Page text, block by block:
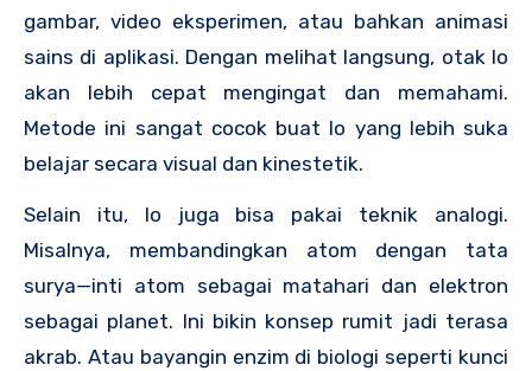
gambar, video eksperimen, atau bahkan animasi
sains di aplikasi. Dengan melihat langsung, otak lo
akan lebih cepat mengingat dan memahami.
Metode ini sangat cocok buat lo yang lebih suka
belajar secara visual dan kinestetik.
Selain itu, lo juga bisa pakai teknik analogi.
Misalnya, membandingkan atom dengan tata
surya—inti atom sebagai matahari dan elektron
sebagai planet. Ini bikin konsep rumit jadi terasa
akrab. Atau bayangin enzim di biologi seperti kunci